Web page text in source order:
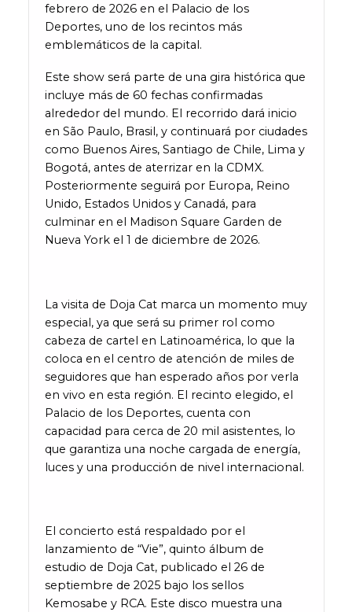
febrero de 2026 en el Palacio de los
Deportes, uno de los recintos más
emblemáticos de la capital.
Este show será parte de una gira histórica que
incluye más de 60 fechas confirmadas
alrededor del mundo. El recorrido dará inicio
en São Paulo, Brasil, y continuará por ciudades
como Buenos Aires, Santiago de Chile, Lima y
Bogotá, antes de aterrizar en la CDMX.
Posteriormente seguirá por Europa, Reino
Unido, Estados Unidos y Canadá, para
culminar en el Madison Square Garden de
Nueva York el 1 de diciembre de 2026.
La visita de Doja Cat marca un momento muy
especial, ya que será su primer rol como
cabeza de cartel en Latinoamérica, lo que la
coloca en el centro de atención de miles de
seguidores que han esperado años por verla
en vivo en esta región. El recinto elegido, el
Palacio de los Deportes, cuenta con
capacidad para cerca de 20 mil asistentes, lo
que garantiza una noche cargada de energía,
luces y una producción de nivel internacional.
El concierto está respaldado por el
lanzamiento de “Vie”, quinto álbum de
estudio de Doja Cat, publicado el 26 de
septiembre de 2025 bajo los sellos
Kemosabe y RCA. Este disco muestra una